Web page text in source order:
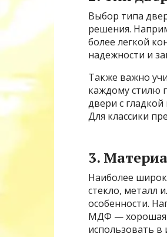
Выбор типа
решения.
более легкой
надежности и
Также важно
каждому стилю
двери с
Для классики
3.
Наиболее
стекло, металл
особенности.
МДФ — хорошая
использовать в